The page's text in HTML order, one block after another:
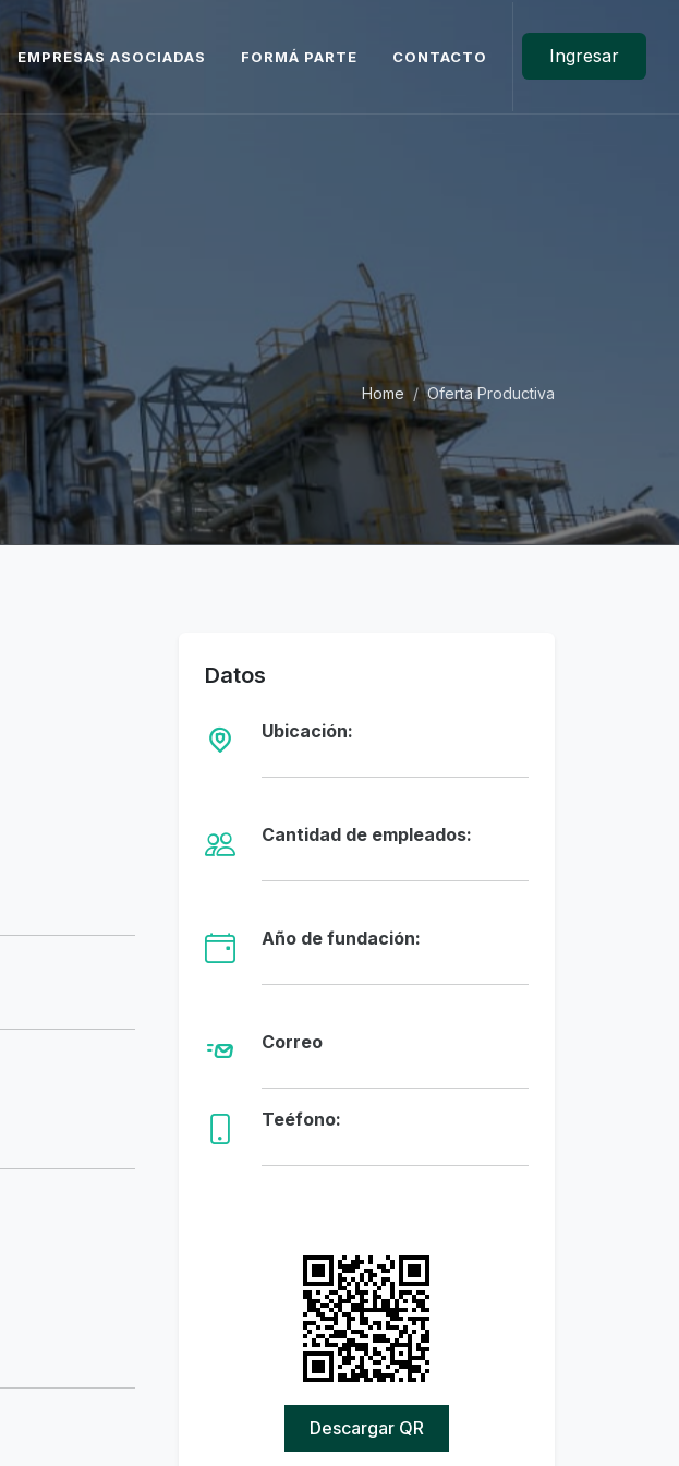
EMPRESAS ASOCIADAS FORMÁ PARTE CONTACTO Ingresar
Home Oferta Productiva
Datos
Ubicación:
Cantidad de empleados:
Año de fundación:
Correo
Teéfono:
Descargar QR